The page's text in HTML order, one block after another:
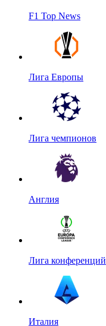
F1 Top News
Лига Европы
Лига чемпионов
Англия
Лига конференций
Италия